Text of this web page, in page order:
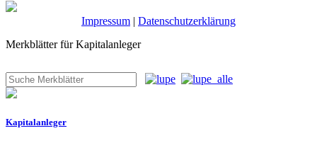
Impressum | Datenschutzerklärung
Merkblätter für Kapitalanleger
Kapitalanleger